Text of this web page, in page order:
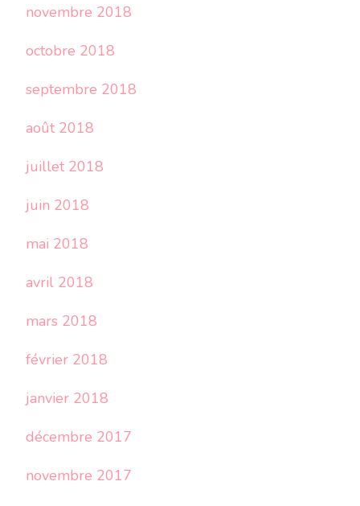
novembre 2018
octobre 2018
septembre 2018
août 2018
juillet 2018
juin 2018
mai 2018
avril 2018
mars 2018
février 2018
janvier 2018
décembre 2017
novembre 2017